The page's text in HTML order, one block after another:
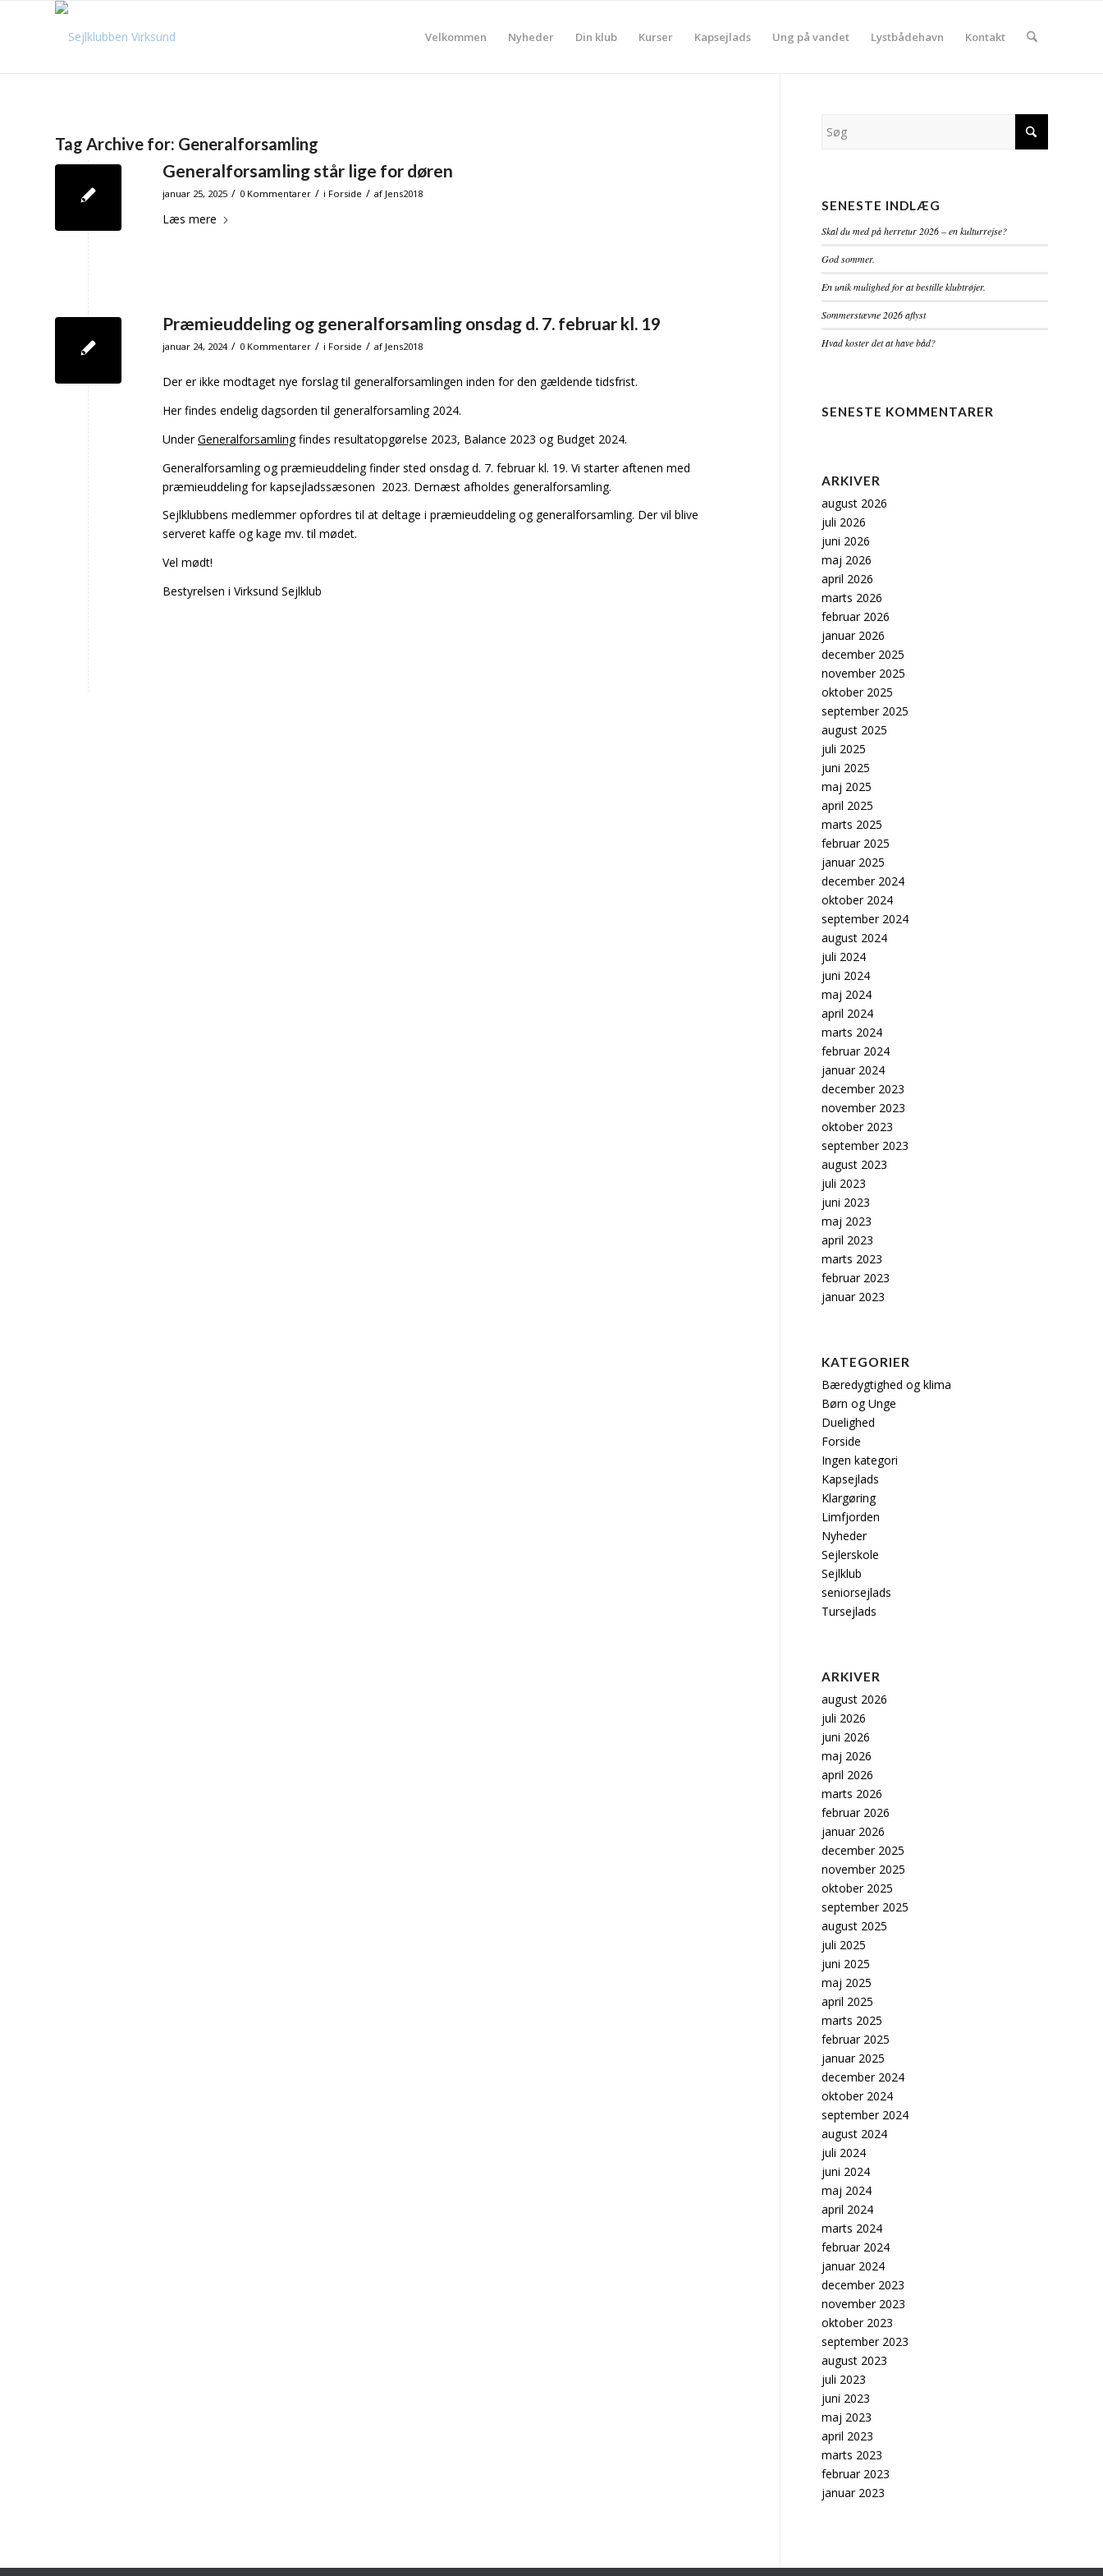
Velkommen Nyheder Din klub Kurser Kapsejlads Ung på vandet Lystbådehavn Kontakt
Tag Archive for: Generalforsamling
Generalforsamling står lige for døren
januar 25, 2025 / 0 Kommentarer / i Forside / af Jens2018
Læs mere
Præmieuddeling og generalforsamling onsdag d. 7. februar kl. 19
januar 24, 2024 / 0 Kommentarer / i Forside / af Jens2018
Der er ikke modtaget nye forslag til generalforsamlingen inden for den gældende tidsfrist.
Her findes endelig dagsorden til generalforsamling 2024.
UnderGeneralforsamlingfindes resultatopgørelse 2023, Balance 2023 og Budget 2024.
Generalforsamling og præmieuddeling finder sted onsdag d. 7. februar kl. 19. Vi starter aftenen med
præmieuddeling for kapsejladssæsonen 2023. Dernæst afholdes generalforsamling.
Sejlklubbens medlemmer opfordres til at deltage i præmieuddeling og generalforsamling. Der vil blive
serveret kaffe og kage mv. til mødet.
Vel mødt!
Bestyrelsen i Virksund Sejlklub
SENESTE INDLÆG
Skal du med på herretur 2026 – en kulturrejse?
God sommer.
En unik mulighed for at bestille klubtrøjer.
Sommerstævne 2026 aflyst
Hvad koster det at have båd?
SENESTE KOMMENTARER
ARKIVER
august 2026
juli 2026
juni 2026
maj 2026
april 2026
marts 2026
februar 2026
januar 2026
december 2025
november 2025
oktober 2025
september 2025
august 2025
juli 2025
juni 2025
maj 2025
april 2025
marts 2025
februar 2025
januar 2025
december 2024
oktober 2024
september 2024
august 2024
juli 2024
juni 2024
maj 2024
april 2024
marts 2024
februar 2024
januar 2024
december 2023
november 2023
oktober 2023
september 2023
august 2023
juli 2023
juni 2023
maj 2023
april 2023
marts 2023
februar 2023
januar 2023
KATEGORIER
Bæredygtighed og klima
Børn og Unge
Duelighed
Forside
Ingen kategori
Kapsejlads
Klargøring
Limfjorden
Nyheder
Sejlerskole
Sejlklub
seniorsejlads
Tursejlads
ARKIVER
august 2026
juli 2026
juni 2026
maj 2026
april 2026
marts 2026
februar 2026
januar 2026
december 2025
november 2025
oktober 2025
september 2025
august 2025
juli 2025
juni 2025
maj 2025
april 2025
marts 2025
februar 2025
januar 2025
december 2024
oktober 2024
september 2024
august 2024
juli 2024
juni 2024
maj 2024
april 2024
marts 2024
februar 2024
januar 2024
december 2023
november 2023
oktober 2023
september 2023
august 2023
juli 2023
juni 2023
maj 2023
april 2023
marts 2023
februar 2023
januar 2023